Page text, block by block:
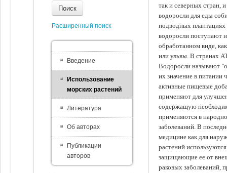
так и северных стран,
водоросли для еды
подводных
водоросли поступают
обработанном виде,
или ульвы. В странах
Водоросли называют
их значение в питании
активные пищевые
применяют для
содержащую
применяются в
заболеваний. В
медицине как для
растений
защищающие ее от
раковых заболеваний,
Поиск
Расширенный поиск
Введение
Использование
морских растений
Литература
Об авторах
Публикации
авторов